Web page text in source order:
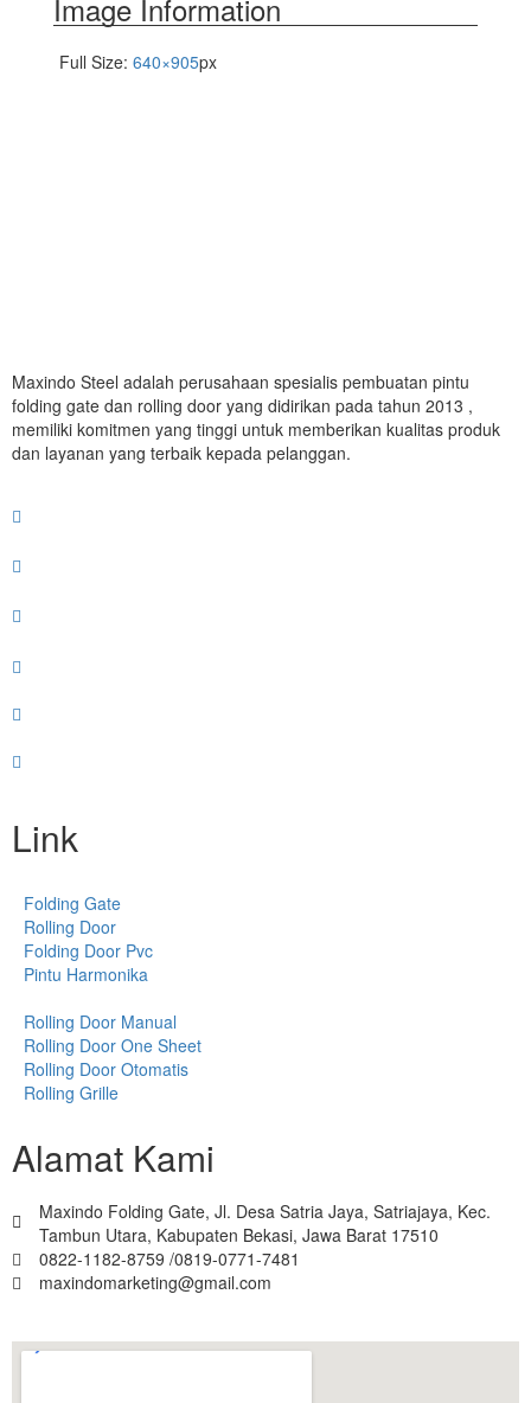
Image Information
Full Size: 640×905px
Maxindo Steel adalah perusahaan spesialis pembuatan pintu
folding gate dan rolling door yang didirikan pada tahun 2013 ,
memiliki komitmen yang tinggi untuk memberikan kualitas produk
dan layanan yang terbaik kepada pelanggan.
Link
Folding Gate
Rolling Door
Folding Door Pvc
Pintu Harmonika
Rolling Door Manual
Rolling Door One Sheet
Rolling Door Otomatis
Rolling Grille
Alamat Kami
Maxindo Folding Gate, Jl. Desa Satria Jaya, Satriajaya, Kec.
Tambun Utara, Kabupaten Bekasi, Jawa Barat 17510
0822-1182-8759 /0819-0771-7481
maxindomarketing@gmail.com